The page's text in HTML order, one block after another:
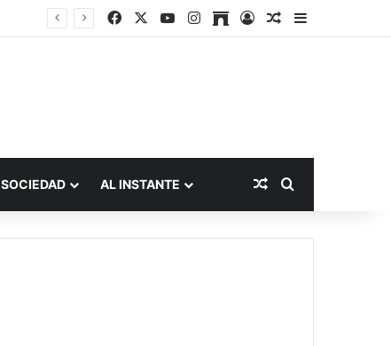
FacebookYouTubeInstagram
ArchiveAccesoPublicación al
Barra lateral
SOCIEDAD AL INSTANTE Publicación al
Buscar por